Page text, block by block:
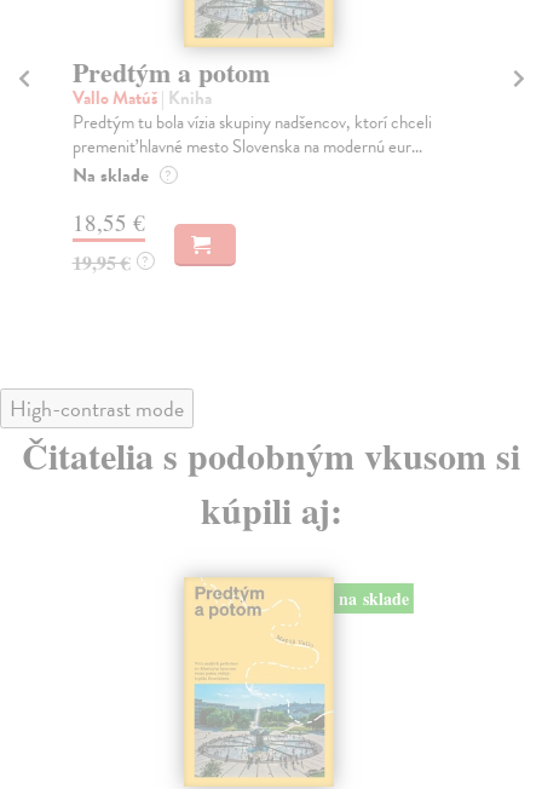
Predtým a potom
Vallo Matúš| Kniha
Predtým tu bola vízia skupiny nadšencov, ktorí chceli
premeniť hlavné mesto Slovenska na modernú eur...
Na sklade ?
18,55 €
19,95 € ?
High-contrast mode
Čitatelia s podobným vkusom si
kúpili aj: